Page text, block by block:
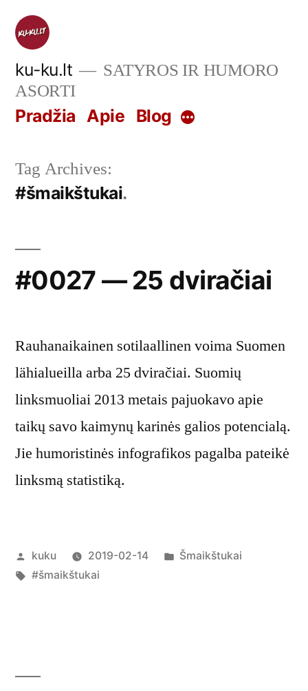
Skip
content
ku-ku.lt
SATYROS IR HUMORO
ASORTI
Pradžia Apie Blog More
Tag Archives:
#šmaikštukai
#0027 — 25 dviračiai
Rauhanaikainen sotilaallinen voima Suomen
lähialueilla arba 25 dviračiai. Suomių
linksmuoliai 2013 metais pajuokavo apie
taikų savo kaimynų karinės galios potencialą.
Jie humoristinės infografikos pagalba pateikė
linksmą statistiką.
Posted
by
kuku 2019-02-14
Posted
Šmaikštukai
Tags:
#šmaikštukai